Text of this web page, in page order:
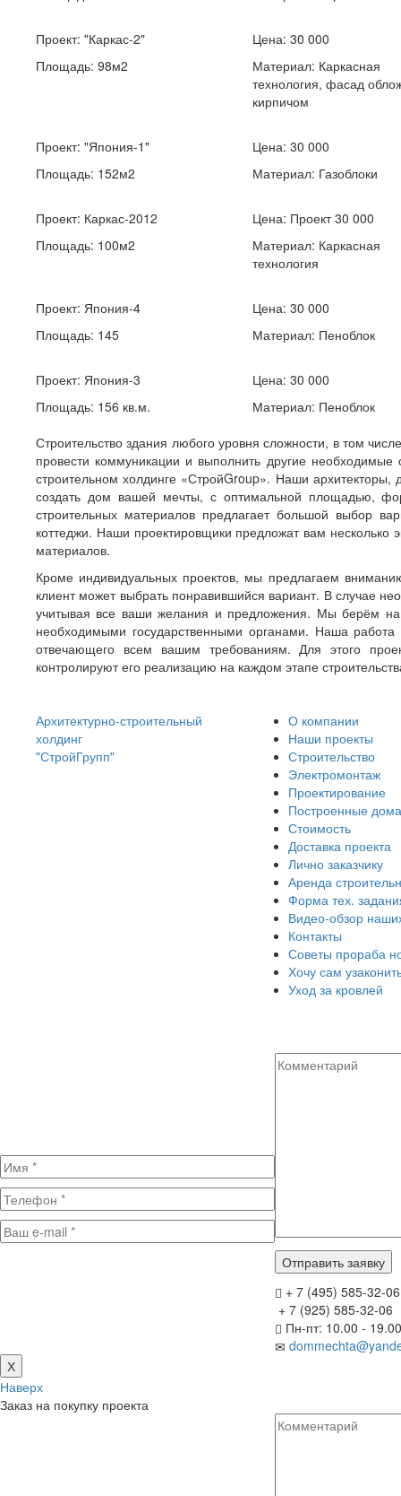
Проект: "Каркас-2"
Площадь: 98м2
Цена: 30 000
Материал: Каркасная
технология, фасад
кирпичом
Проект: "Япония-1"
Площадь: 152м2
Цена: 30 000
Материал: Газоблоки
Проект: Каркас-2012
Площадь: 100м2
Цена: Проект 30 000
Материал: Каркасная
технология
Проект: Япония-4
Площадь: 145
Цена: 30 000
Материал: Пеноблок
Проект: Япония-3
Площадь: 156 кв.м.
Цена: 30 000
Материал: Пеноблок
Строительство здания любого уровня сложности, в том
провести коммуникации и выполнить другие
строительном холдинге «СтройGroup». Наши
создать дом вашей мечты, с оптимальной площадью,
строительных материалов предлагает большой выбор
коттеджи. Наши проектировщики предложат вам несколько
материалов.
Кроме индивидуальных проектов, мы предлагаем
клиент может выбрать понравившийся вариант. В случае
учитывая все ваши желания и предложения. Мы берём
необходимыми государственными органами. Наша работа
отвечающего всем вашим требованиям. Для этого
контролируют его реализацию на каждом этапе
Архитектурно-строительный
холдинг
"СтройГрупп"
О компании
Наши проекты
Строительство
Электромонтаж
Проектирование
Построенные
Стоимость
Доставка проекта
Лично заказчику
Аренда
Форма тех.
Видео-обзор
Контакты
Советы прораба
Хочу сам
Уход за кровлей
+ 7 (495) 585-32-06
+ 7 (925) 585-32-06
Пн-пт: 10.00 - 19.00
Х
Наверх
Заказ на покупку проекта